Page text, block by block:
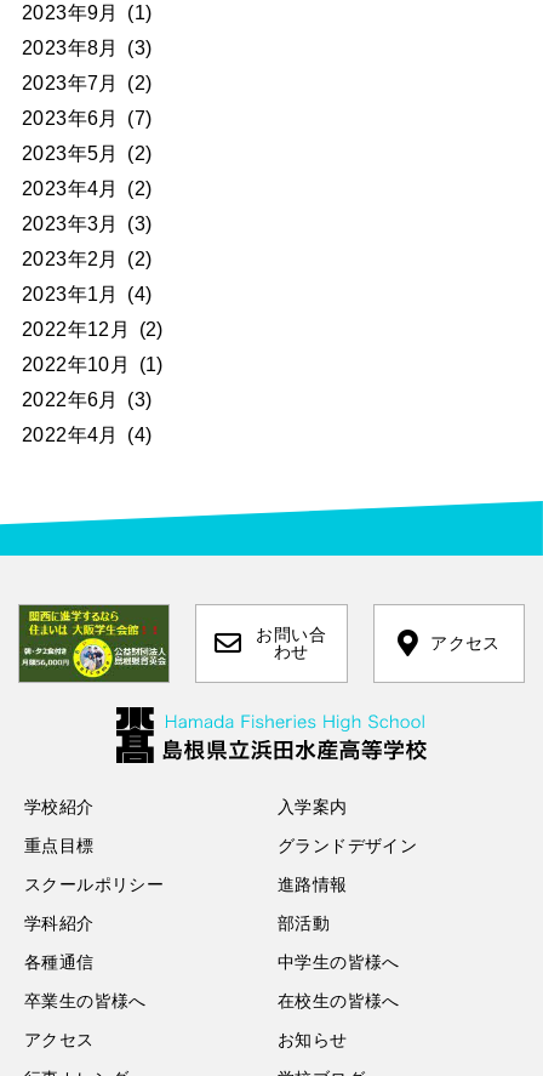
2023年9月
(1)
2023年8月
(3)
2023年7月
(2)
2023年6月
(7)
2023年5月
(2)
2023年4月
(2)
2023年3月
(3)
2023年2月
(2)
2023年1月
(4)
2022年12月
(2)
2022年10月
(1)
2022年6月
(3)
2022年4月
(4)
お問い合
わせ
アクセス
学校紹介
入学案内
重点目標
グランドデザイン
スクールポリシー
進路情報
学科紹介
部活動
各種通信
中学生の皆様へ
卒業生の皆様へ
在校生の皆様へ
アクセス
お知らせ